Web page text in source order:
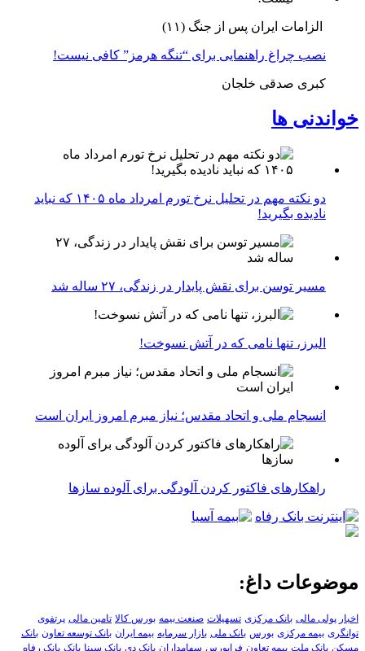
الزامات ایران پس از جنگ (۱۱)
نصب چراغ راهنمایی برای “تنگه هرمز” کافی نیست!
کبری صدقی خلجان
خواندنی ها
دو نکته مهم در تحلیل نرخ تورم امرداد ماه ۱۴۰۵ که نباید
نادیده بگیرید!
مسیر توسن برای نقش پایدار در زندگی، ۲۷ ساله شد
البرز، تنها نامی که در آتش نسوخت!
انسجام ملی و اتحاد مقدس؛ نیاز مبرم امروز ایران است
راهکارهای فاکتور کردن آلودگی برای آلوده سازها
موضوعات داغ:
اخبار پولی مالی بانک مرکزی تسهیلات صنعت بیمه بورس کالا تامین مالی پرتفوی
توانگری بیمه مرکزی بورس بانک ملی بازار سرمایه بیمه ایران بانک توسعه تعاون بانک
مسکن بانک ملت بیمه تعاون فرابورس سهامداران بانک دی بانک سینا بانک بانک رفاه